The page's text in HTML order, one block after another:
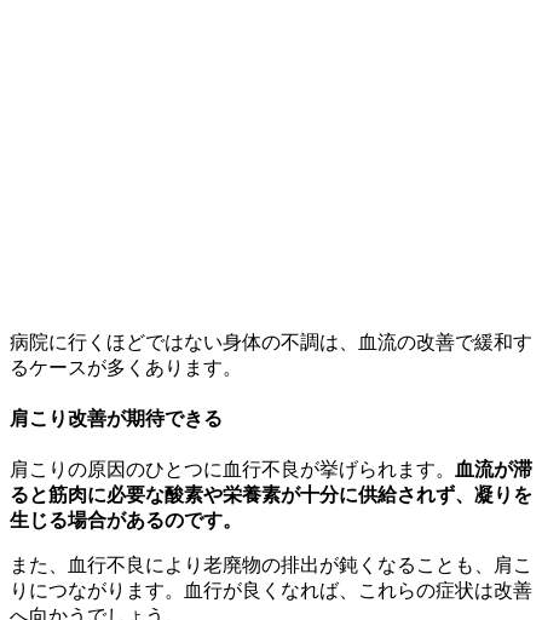
病院に行くほどではない身体の不調は、血流の改善で緩和す
るケースが多くあります。
肩こり改善が期待できる
肩こりの原因のひとつに血行不良が挙げられます。
血流が滞
ると筋肉に必要な酸素や栄養素が十分に供給されず、凝りを
生じる場合があるのです。
また、血行不良により老廃物の排出が鈍くなることも、肩こ
りにつながります。血行が良くなれば、これらの症状は改善
へ向かうでしょう。